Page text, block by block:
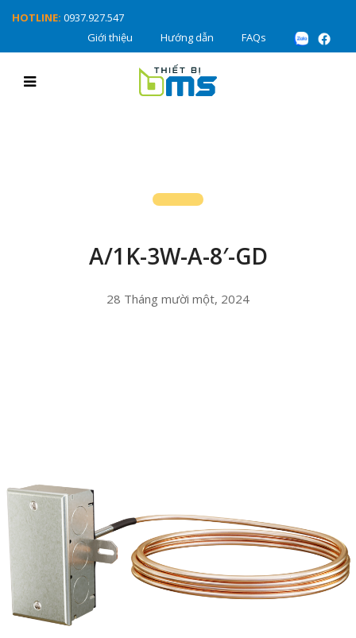
HOTLINE: 0937.927.547
Giới thiệu
Hướng dẫn FAQs
A/1K-3W-A-8′-GD
28 Tháng mười một, 2024